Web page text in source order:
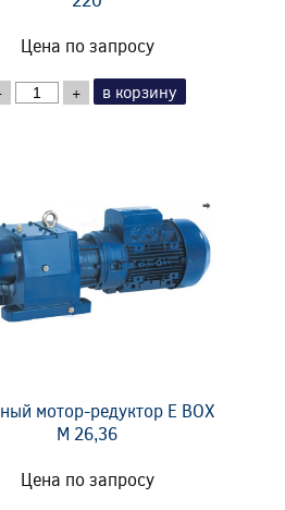
Цена по запросу
+ в корзину
мотор-редуктор E BOX
M 26,36
Цена по запросу